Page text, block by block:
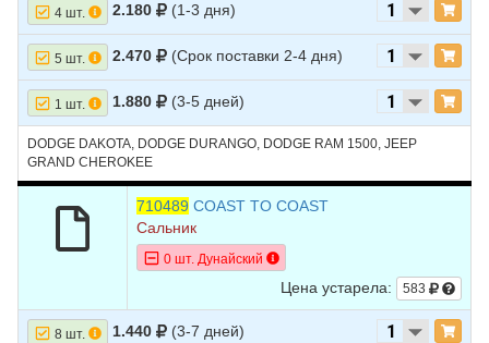
13 DODGE DAKOTA
14 DODGE DAKOTA 2001 L4 2.5L
15 DODGE DAKOTA
17 DODGE DAKOTA
DODGE DURANGO 2006 V6 3.7L
DODGE DURANGO 2006
2006
21 DODGE
4 шт. 2.180 (1-3 дня)
5 шт. 2.470 (Срок поставки 2-4 дня)
1 шт. 1.880 (3-5 дней)
DODGE DAKOTA, DODGE DURANGO, DODGE RAM 1500, JEEP
GRAND CHEROKEE
710489 COAST TO COAST
Сальник
0 шт. Дунайский
Цена устарела: 583
8 шт. 1.440 (3-7 дней)